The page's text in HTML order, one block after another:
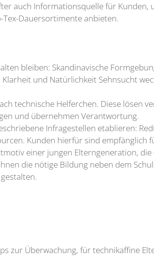
auch Informationsquelle für
Dauersortimente anbieten.
bleiben: Skandinavische
und Natürlichkeit Sehnsucht
technische Helferchen. Diese lösen
und übernehmen Verantwortung.
Infragestellen etablieren:
Kunden hierfür sind empfänglich
einer jungen Elterngeneration,
die nötige Bildung neben dem
zur Überwachung, für technikaffine